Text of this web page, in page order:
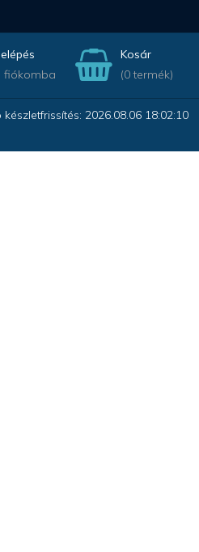
fiókomba
Kosár
(0 termék)
készletfrissítés: 2026.08.06 18:02:10